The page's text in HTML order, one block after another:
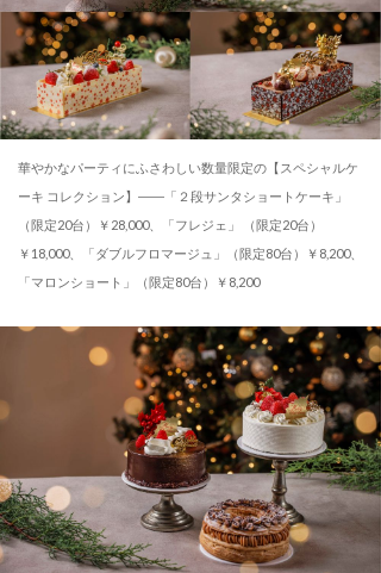
華やかなパーティにふさわしい数量限定の【スペシャルケ
ーキ コレクション】――「２段サンタショートケーキ」
（限定20台）￥28,000、「フレジェ」 （限定20台）
￥18,000、「ダブルフロマージュ」（限定80台）￥8,200、
「マロンショート」（限定80台）￥8,200